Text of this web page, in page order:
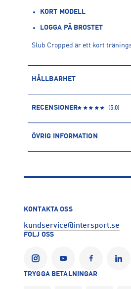
KORT MODELL
LOGGA PÅ BRÖSTET
Slub Cropped är ett kort
HÅLLBARHET
användning av vatten och
RECENSIONER (5.0)
ÖVRIG INFORMATION
Leverantörens produktnummer:
Tillverkaradress: Virkesvägen
KONTAKTA OSS
kundservice@intersport.se
FÖLJ OSS
TRYGGA BETALNINGAR